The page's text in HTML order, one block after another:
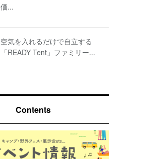
価...
空気を入れるだけで自立する
「READY Tent」ファミリー...
Contents